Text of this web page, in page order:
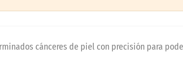
cánceres de piel con precisión para